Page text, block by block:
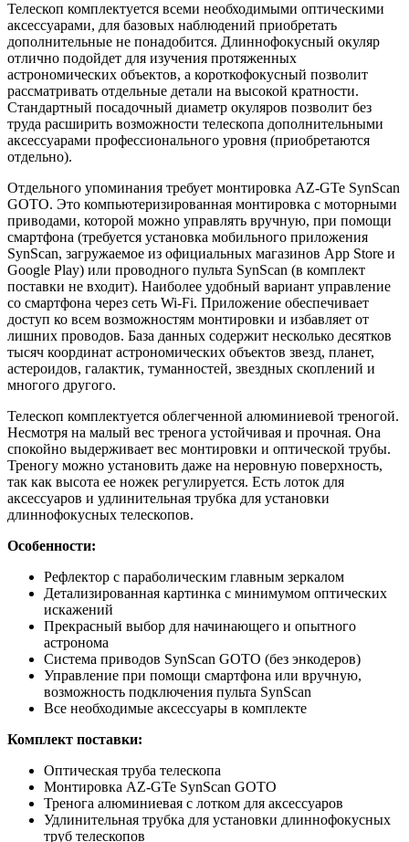
Телескоп комплектуется всеми необходимыми оптическими
аксессуарами, для базовых наблюдений приобретать
дополнительные не понадобится. Длиннофокусный окуляр
отлично подойдет для изучения протяженных
астрономических объектов, а короткофокусный позволит
рассматривать отдельные детали на высокой кратности.
Стандартный посадочный диаметр окуляров позволит без
труда расширить возможности телескопа дополнительными
аксессуарами профессионального уровня (приобретаются
отдельно).
Отдельного упоминания требует монтировка AZ-GTe SynScan
GOTO. Это компьютеризированная монтировка с моторными
приводами, которой можно управлять вручную, при помощи
смартфона (требуется установка мобильного приложения
SynScan, загружаемое из официальных магазинов App Store и
Google Play) или проводного пульта SynScan (в комплект
поставки не входит). Наиболее удобный вариант управление
со смартфона через сеть Wi-Fi. Приложение обеспечивает
доступ ко всем возможностям монтировки и избавляет от
лишних проводов. База данных содержит несколько десятков
тысяч координат астрономических объектов звезд, планет,
астероидов, галактик, туманностей, звездных скоплений и
многого другого.
Телескоп комплектуется облегченной алюминиевой треногой.
Несмотря на малый вес тренога устойчивая и прочная. Она
спокойно выдерживает вес монтировки и оптической трубы.
Треногу можно установить даже на неровную поверхность,
так как высота ее ножек регулируется. Есть лоток для
аксессуаров и удлинительная трубка для установки
длиннофокусных телескопов.
Особенности:
Рефлектор с параболическим главным зеркалом
Детализированная картинка с минимумом оптических
искажений
Прекрасный выбор для начинающего и опытного
астронома
Система приводов SynScan GOTO (без энкодеров)
Управление при помощи смартфона или вручную,
возможность подключения пульта SynScan
Все необходимые аксессуары в комплекте
Комплект поставки:
Оптическая труба телескопа
Монтировка AZ-GTe SynScan GOTO
Тренога алюминиевая с лотком для аксессуаров
Удлинительная трубка для установки длиннофокусных
труб телескопов